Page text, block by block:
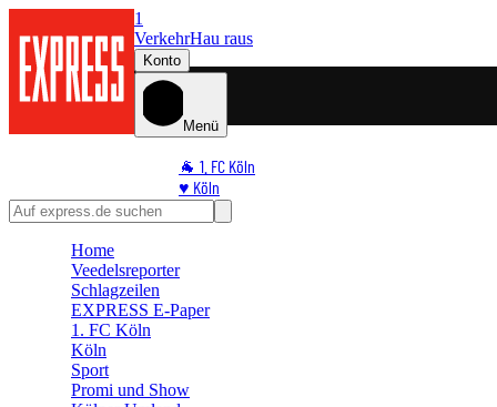
1
VerkehrHau raus
Konto
Menü
🐐 1. FC Köln
♥️ Köln
⭐ Promi
🛒 Shoppingwelt
Home
Veedelsreporter
Schlagzeilen
EXPRESS E-Paper
1. FC Köln
Köln
Sport
Promi und Show